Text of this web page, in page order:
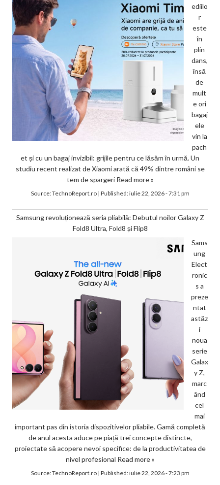
ediilo
r
este
în
plin
dans,
însă
de
mult
e ori
bagaj
ele
vin la
pach
et și cu un bagaj invizibil: grijile pentru ce lăsăm în urmă. Un
studiu recent realizat de Xiaomi arată că 49% dintre români se
tem de spargeri Read more »
Source:TechnoReport.ro| Published:iulie 22, 2026 - 7:31 pm
Samsung revoluționează seria pliabilă: Debutul noilor Galaxy Z
Fold8 Ultra, Fold8 și Flip8
Sams
ung
Elect
ronic
s a
preze
ntat
astăz
i
noua
serie
Galax
y Z,
marc
ând
cel
mai
important pas din istoria dispozitivelor pliabile. Gamă completă
de anul acesta aduce pe piață trei concepte distincte,
proiectate să acopere nevoi specifice: de la productivitatea de
nivel profesional Read more »
Source:TechnoReport.ro| Published:iulie 22, 2026 - 7:23 pm